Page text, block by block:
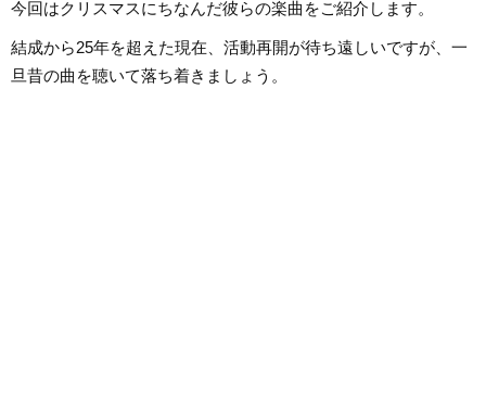
今回はクリスマスにちなんだ彼らの楽曲をご紹介します。
結成から25年を超えた現在、活動再開が待ち遠しいですが、一
旦昔の曲を聴いて落ち着きましょう。